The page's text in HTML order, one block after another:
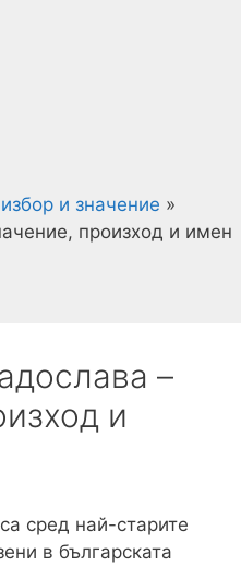
и значение »
произход и имен
–
и
сред най-старите
в българската